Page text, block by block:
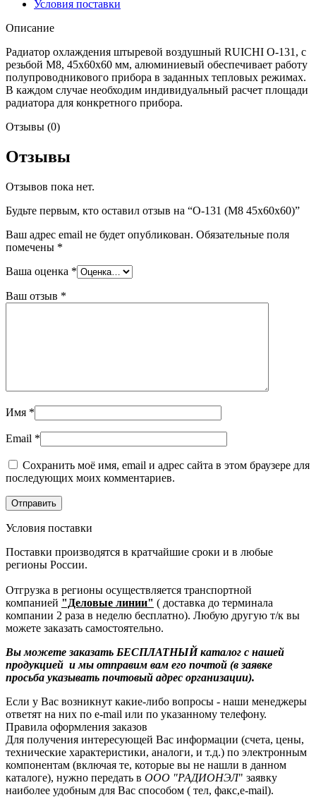
Условия поставки
Описание
Радиатор охлаждения штыревой воздушный RUICHI О-131, с
резьбой М8, 45х60х60 мм, алюминиевый обеспечивает работу
полупроводникового прибора в заданных тепловых режимах.
В каждом случае необходим индивидуальный расчет площади
радиатора для конкретного прибора.
Отзывы (0)
Отзывы
Отзывов пока нет.
Будьте первым, кто оставил отзыв на “О-131 (М8 45х60х60)”
Ваш адрес email не будет опубликован. Обязательные поля
помечены *
Ваша оценка *
Ваш отзыв *
Имя *
Email *
Сохранить моё имя, email и адрес сайта в этом браузере для
последующих моих комментариев.
Условия поставки
Поставки производятся в кратчайшие сроки и в любые
регионы России.
Отгрузка в регионы осуществляется транспортной
компанией "Деловые линии" ( доставка до терминала
компании 2 раза в неделю бесплатно). Любую другую т/к вы
можете заказать самостоятельно.
Вы можете заказать БЕСПЛАТНЫЙ каталог с нашей
продукцией и мы отправим вам его почтой (в заявке
просьба указывать почтовый адрес организации).
Если у Вас возникнут какие-либо вопросы - наши менеджеры
ответят на них по e-mail или по указанному телефону.
Правила оформления заказов
Для получения интересующей Вас информации (счета, цены,
технические характеристики, аналоги, и т.д.) по электронным
компонентам (включая те, которые вы не нашли в данном
каталоге), нужно передать в ООО "РАДИОНЭЛ" заявку
наиболее удобным для Вас способом ( тел, факс,e-mail).